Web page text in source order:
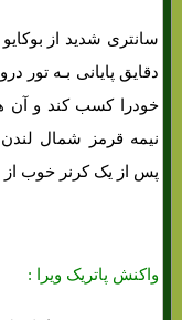
سانتری شدید از
دقایق پایانی بـه تور
خودرا کسب کند و آن
پس از یک کرنر خوب از
واکنش پاتریک ویرا :